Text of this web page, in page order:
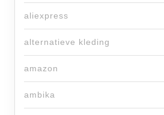
aliexpress
alternatieve kleding
amazon
ambika